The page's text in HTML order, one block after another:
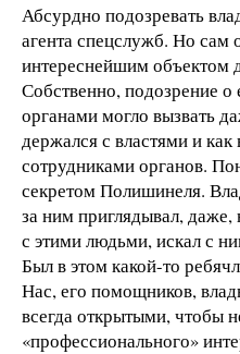
Абсурдно подозревать
агента спецслужб. Но сам
интереснейшим объектом
Собственно, подозрение о
органами могло вызвать
держался с властями и
сотрудниками органов.
секретом Полишинеля.
за ним приглядывал,
с этими людьми, искал с
Был в этом какой-то
Нас, его помощников,
всегда открытыми, чтобы
«профессионального»